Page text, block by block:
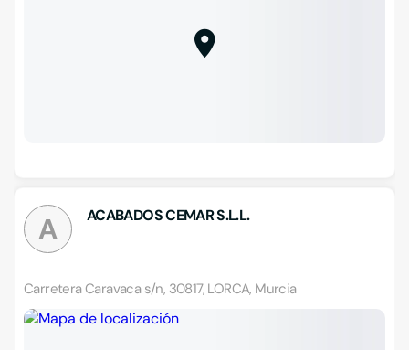
A ACABADOS CEMAR S.L.L.
Carretera Caravaca s/n, 30817, LORCA, Murcia